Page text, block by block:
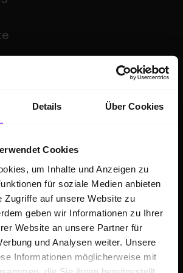
Details Über Cookies
Cookies
um Inhalte und Anzeigen zu
für soziale Medien anbieten
Zugriffe auf unsere Website zu
geben wir Informationen zu Ihrer
Website an unsere Partner für
und Analysen weiter. Unsere
Informationen möglicherweise mit
Auto